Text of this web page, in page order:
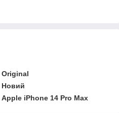
Original
Новий
Apple iPhone 14 Pro Max